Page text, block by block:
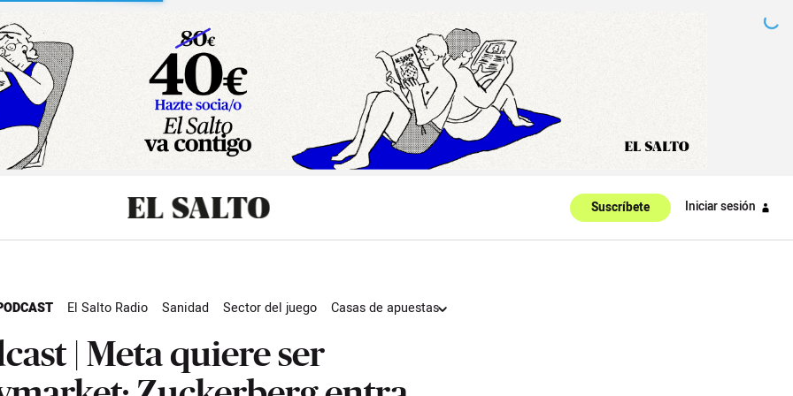
Suscríbete Iniciar sesión
El Salto Radio Sanidad Sector del juego
Casas de apuestas
| Meta quiere ser